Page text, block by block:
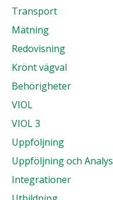
Transport
Mätning
Redovisning
Krönt vägval
Behörigheter
VIOL
VIOL 3
Uppföljning
Uppföljning och Analys
Integrationer